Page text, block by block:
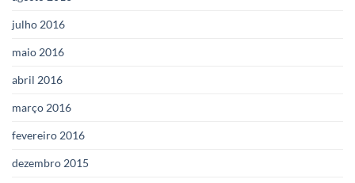
julho 2016
maio 2016
abril 2016
março 2016
fevereiro 2016
dezembro 2015